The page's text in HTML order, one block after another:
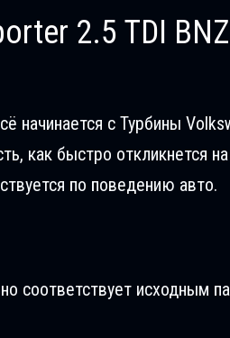
2.5 TDI
начинается с Турбины
как быстро откликнется
по поведению авто.
соответствует исходным